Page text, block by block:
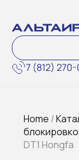
7 (812)
Home /
DT1 Hongfa